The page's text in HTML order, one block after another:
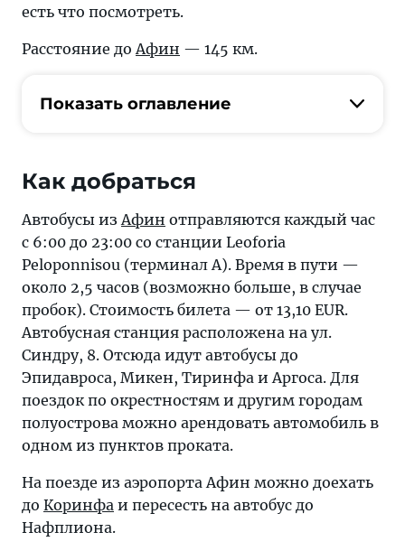
есть что посмотреть.
Расстояние доАфин — 145 км.
Показать оглавление
Как добраться
Автобусы изАфин отправляются каждый час
с 6:00 до 23:00 со станции Leoforia
Peloponnisou (терминал А). Время в пути —
около 2,5 часов (возможно больше, в случае
пробок). Стоимость билета — от 13,10 EUR.
Автобусная станция расположена на ул.
Синдру, 8. Отсюда идут автобусы до
Эпидавроса, Микен, Тиринфа и Аргоса. Для
поездок по окрестностям и другим городам
полуострова можно арендовать автомобиль в
одном из пунктов проката.
На поезде из аэропорта Афин можно доехать
до Коринфа и пересесть на автобус до
Нафплиона.